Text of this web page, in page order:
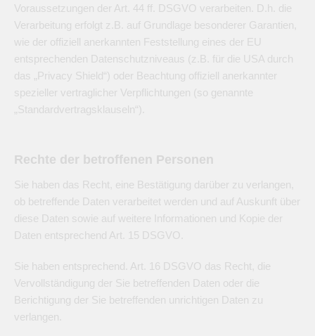
Voraussetzungen der Art. 44 ff. DSGVO verarbeiten. D.h. die
Verarbeitung erfolgt z.B. auf Grundlage besonderer Garantien,
wie der offiziell anerkannten Feststellung eines der EU
entsprechenden Datenschutzniveaus (z.B. für die USA durch
das „Privacy Shield“) oder Beachtung offiziell anerkannter
spezieller vertraglicher Verpflichtungen (so genannte
„Standardvertragsklauseln“).
Rechte der betroffenen Personen
Sie haben das Recht, eine Bestätigung darüber zu verlangen,
ob betreffende Daten verarbeitet werden und auf Auskunft über
diese Daten sowie auf weitere Informationen und Kopie der
Daten entsprechend Art. 15 DSGVO.
Sie haben entsprechend. Art. 16 DSGVO das Recht, die
Vervollständigung der Sie betreffenden Daten oder die
Berichtigung der Sie betreffenden unrichtigen Daten zu
verlangen.